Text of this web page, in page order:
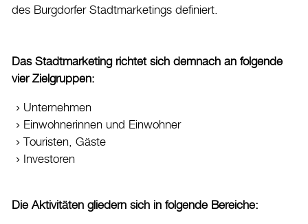
des Burgdorfer Stadtmarketings definiert.
Das Stadtmarketing richtet sich demnach an folgende
vier Zielgruppen:
Unternehmen
Einwohnerinnen und Einwohner
Touristen, Gäste
Investoren
Die Aktivitäten gliedern sich in folgende Bereiche: